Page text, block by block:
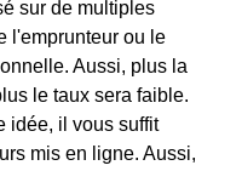
sur de multiples
l'emprunteur ou le
Aussi, plus la
le taux sera faible.
idée, il vous suffit
mis en ligne. Aussi,